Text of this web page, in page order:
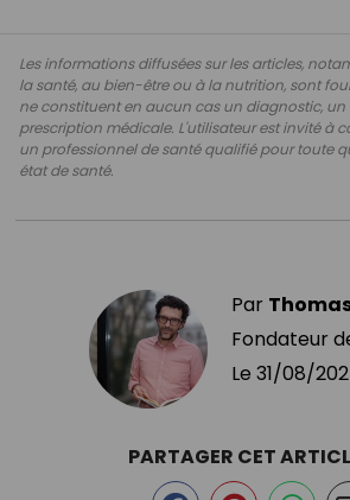
Les informations diffusées sur les articles,
la santé, au bien-être ou à la nutrition, sont
ne constituent en aucun cas un diagnostic,
prescription médicale. L'utilisateur est invité à
un professionnel de santé qualifié pour toute
état de santé.
Par
Fondateur
Le 31/08/
PARTAGER CET